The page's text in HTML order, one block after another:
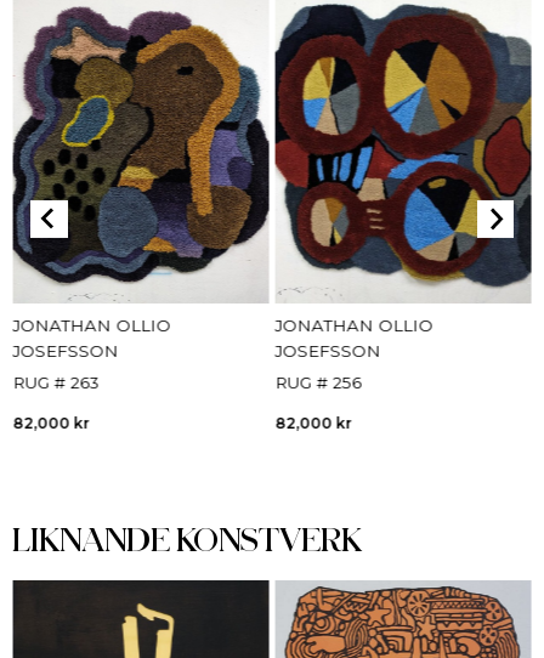
JONATHAN OLLIO
JOSEFSSON
RUG # 263
82,000 kr
JONATHAN OLLIO
JOSEFSSON
RUG # 256
82,000 kr
LIKNANDE KONSTVERK